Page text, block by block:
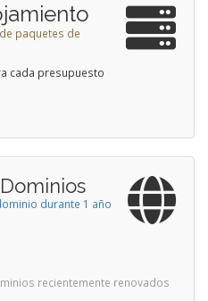
paquetes de
cada presupuesto
durante 1 año
recientemente renovados